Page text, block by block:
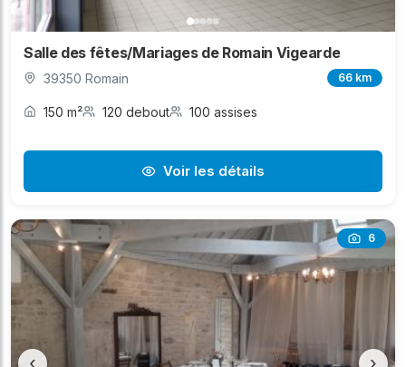
Salle des fêtes/Mariages de Romain Vigearde
39350 Romain 66 km
150 m² 120 debout 100 assises
Voir les détails
6